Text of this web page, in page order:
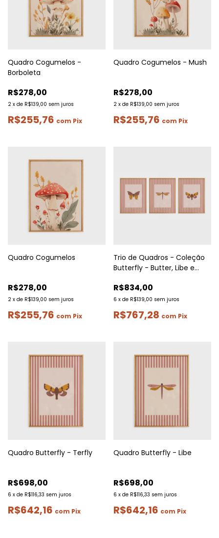
Quadro Cogumelos -
Borboleta
R$278,00
2 x de R$139,00 sem juros
R$255,76 com Pix
Quadro Cogumelos - Mush
R$278,00
2 x de R$139,00 sem juros
R$255,76 com Pix
Quadro Cogumelos
R$278,00
2 x de R$139,00 sem juros
R$255,76 com Pix
Trio de Quadros - Coleção
Butterfly - Butter, Libe e
R$834,00
6 x de R$139,00 sem juros
R$767,28 com Pix
Quadro Butterfly - Terfly
R$698,00
6 x de R$116,33 sem juros
R$642,16 com Pix
Quadro Butterfly - Libe
R$698,00
6 x de R$116,33 sem juros
R$642,16 com Pix